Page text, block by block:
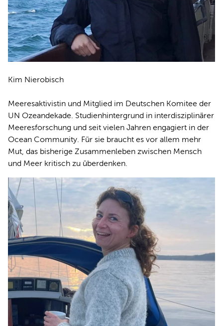
Kim Nierobisch
Meeresaktivistin und Mitglied im Deutschen Komitee der
UN Ozeandekade. Studienhintergrund in interdisziplinärer
Meeresforschung und seit vielen Jahren engagiert in der
Ocean Community. Für sie braucht es vor allem mehr
Mut, das bisherige Zusammenleben zwischen Mensch
und Meer kritisch zu überdenken.